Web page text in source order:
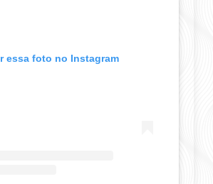
essa foto no Instagram